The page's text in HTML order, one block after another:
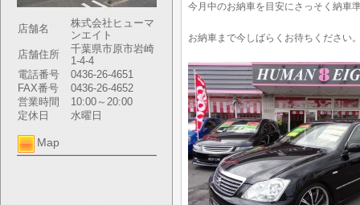
店舗名
株式会社ヒューマ
ンエイト
店舗住所
千葉県市原市岩崎
1-4-4
電話番号
0436-26-4651
FAX番号
0436-26-4652
営業時間
10:00～20:00
定休日
水曜日
Map
今月中のお納車を目安にさっそく納車
お納車まで今しばらくお待ちください